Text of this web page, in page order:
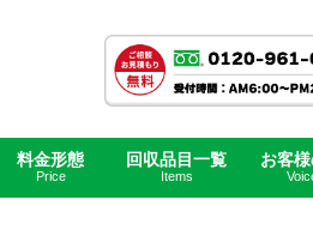
料金形態
Price
回収品目一覧
Items
お客
回収 横浜市都筑区C様邸の不用品回収事